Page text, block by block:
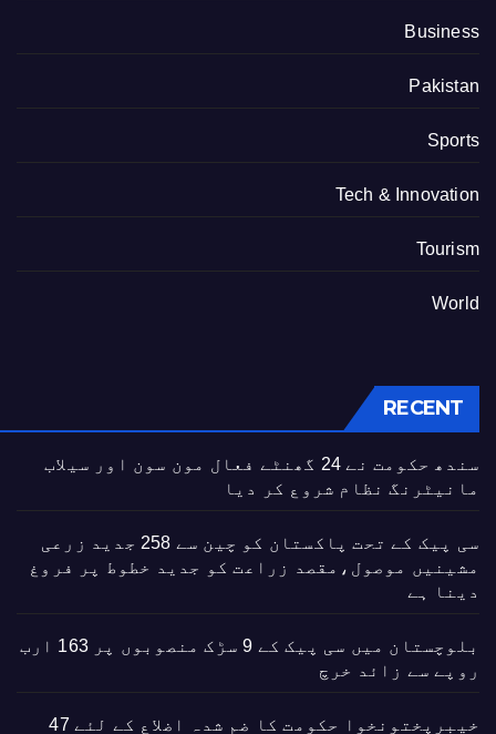
Business
Pakistan
Sports
Tech & Innovation
Tourism
World
RECENT
سندھ حکومت نے 24 گھنٹے فعال مون سون اور سیلاب
مانیٹرنگ نظام شروع کر دیا
سی پیک کے تحت پاکستان کو چین سے 258 جدید زرعی
مشینیں موصول،مقصد زراعت کو جدید خطوط پر فروغ
دینا ہے
بلوچستان میں سی پیک کے 9 سڑک منصوبوں پر 163 ارب
روپے سے زائد خرچ
خیبرپختونخوا حکومت کا ضم شدہ اضلاع کے لئے 47